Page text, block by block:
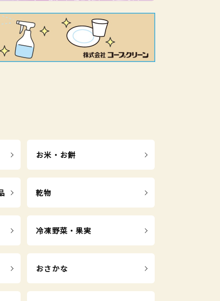
お米・お餅
乾物
冷凍野菜・果実
おさかな